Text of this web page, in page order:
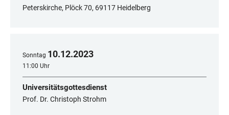
Peterskirche, Plöck 70, 69117 Heidelberg
Sonntag 10.12.2023
11:00 Uhr
Universitätsgottesdienst
Prof. Dr. Christoph Strohm